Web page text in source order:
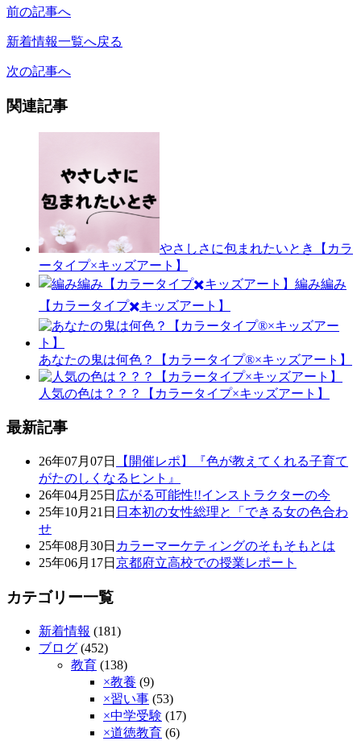
前の記事へ
新着情報一覧へ戻る
次の記事へ
関連記事
やさしさに包まれたいとき【カラ
ータイプ×キッズアート】
編み編み
【カラータイプ✖️キッズアート】
あなたの鬼は何色？【カラータイプ®️×キッズアート】
人気の色は？？？【カラータイプ×キッズアート】
最新記事
26年07月07日
【開催レポ】『色が教えてくれる子育て
がたのしくなるヒント』
26年04月25日 広がる可能性!!インストラクターの今
25年10月21日 日本初の女性総理と「できる女の色合わ
せ
25年08月30日 カラーマーケティングのそもそもとは
25年06月17日 京都府立高校での授業レポート
カテゴリー一覧
新着情報 (181)
ブログ (452)
教育 (138)
×教養 (9)
×習い事 (53)
×中学受験 (17)
×道徳教育 (6)